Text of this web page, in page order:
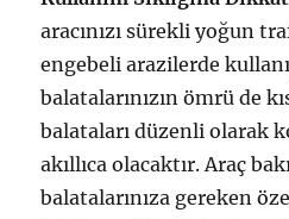
aracınızı sürekli yoğun
engebeli arazilerde
balatalarınızın ömrü de
balataları düzenli olarak
akıllıca olacaktır. Araç
balatalarınıza gereken